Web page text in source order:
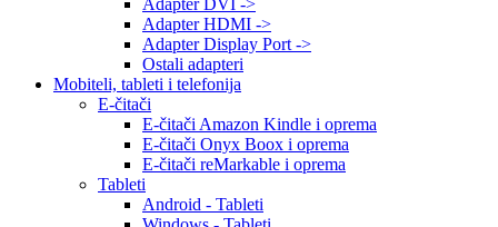
Adapter DVI ->
Adapter HDMI ->
Adapter Display Port ->
Ostali adapteri
Mobiteli, tableti i telefonija
E-čitači
E-čitači Amazon Kindle i oprema
E-čitači Onyx Boox i oprema
E-čitači reMarkable i oprema
Tableti
Android - Tableti